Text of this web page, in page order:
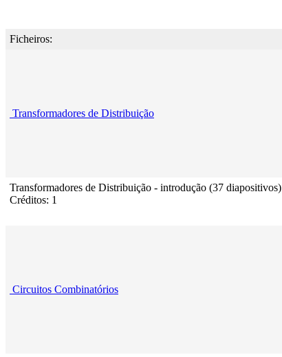
Ficheiros:
Transformadores de Distribuição
Transformadores de Distribuição - introdução (37 diapositivos)
Créditos: 1
Circuitos Combinatórios